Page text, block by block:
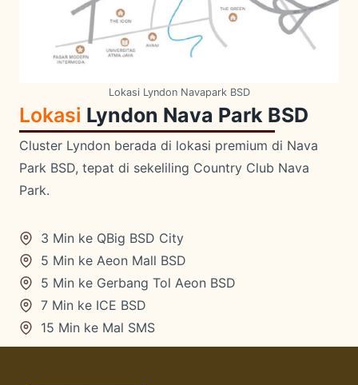
Lokasi Lyndon Navapark BSD
Lokasi Lyndon Nava Park BSD
Cluster Lyndon berada di lokasi premium di Nava
Park BSD, tepat di sekeliling Country Club Nava
Park.
3 Min ke QBig BSD City
5 Min ke Aeon Mall BSD
5 Min ke Gerbang Tol Aeon BSD
7 Min ke ICE BSD
15 Min ke Mal SMS